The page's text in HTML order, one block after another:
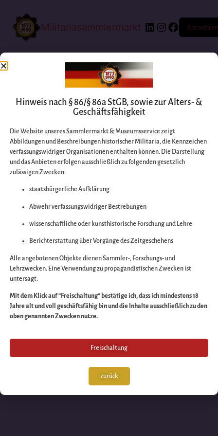
Militariasammlermarkt Anmelden
Entschuldigen Sie
bitte die
Wir arbeiten an
großartigen Sache
schauen Sie bald
wieder vorbei!
Hinweis nach § 86/§ 86a StGB, sowie zur Alters- &
Geschäftsfähigkeit
Die Website unseres Sammlermarkt & Museumsservice zeigt
Abbildungen und Beschreibungen historischer Militaria, die Kennzeichen
verfassungswidriger Organisationen enthalten können. Die Darstellung
und das Anbieten erfolgen ausschließlich zu folgenden gesetzlich
zulässigen Zwecken:
staatsbürgerliche Aufklärung
Abwehr verfassungswidriger Bestrebungen
wissenschaftliche oder kunsthistorische Forschung und Lehre
Berichterstattung über Vorgänge des Zeitgeschehens
Alle angebotenen Objekte dienen Sammler-, Forschungs- und
Lehrzwecken. Eine Verwendung zu propagandistischen Zwecken ist
untersagt.
Mit dem Klick auf “Freischaltung” bestätige ich, dass ich mindestens 18
Jahre alt und voll geschäftsfähig bin und die Inhalte ausschließlich zu den
oben genannten Zwecken nutze.
Freischaltung
zurück